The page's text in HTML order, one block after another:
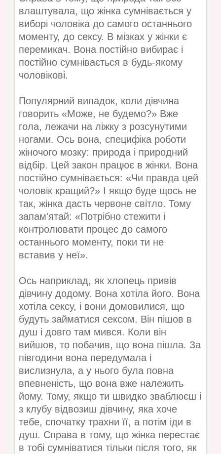
влаштувала, що жінка сумнівається у
виборі чоловіка до самого останнього
моменту, до сексу. В мізках у жінки є
перемикач. Вона постійно вибирає і
постійно сумнівається в будь-якому
чоловікові.
Популярний випадок, коли дівчина
говорить «Може, не будемо?» Вже
гола, лежачи на ліжку з розсунутими
ногами. Ось вона, специфіка роботи
жіночого мозку: природа і природний
відбір. Цей закон працює в жінки. Вона
постійно сумнівається: «Чи правда цей
чоловік кращий?» І якщо буде щось не
так, жінка дасть червоне світло. Тому
запам'ятай: «Потрібно стежити і
контролювати процес до самого
останнього моменту, поки ти не
вставив у неї».
Ось наприклад, як хлопець привів
дівчину додому. Вона хотіла його. Вона
хотіла сексу, і вони домовилися, що
будуть займатися сексом. Він пішов в
душ і довго там мився. Коли він
вийшов, то побачив, що вона пішла. За
півгодини вона передумала і
вислизнула, а у нього була повна
впевненість, що вона вже належить
йому. Тому, якщо ти швидко зваблюєш і
з клубу відвозиш дівчину, яка хоче
тебе, спочатку трахни її, а потім іди в
душ. Справа в тому, що жінка перестає
в тобі сумніватися тільки після того, як